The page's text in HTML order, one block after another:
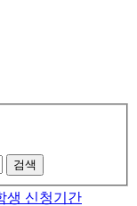
검색
생 신청기간